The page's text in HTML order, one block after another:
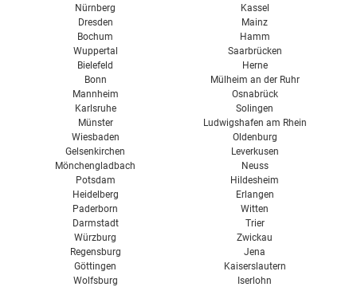
Nürnberg
Dresden
Bochum
Wuppertal
Bielefeld
Bonn
Mannheim
Karlsruhe
Münster
Wiesbaden
Gelsenkirchen
Mönchengladbach
Kassel
Mainz
Hamm
Saarbrücken
Herne
Mülheim an der Ruhr
Osnabrück
Solingen
Ludwigshafen am Rhein
Oldenburg
Leverkusen
Neuss
Potsdam
Heidelberg
Paderborn
Darmstadt
Würzburg
Regensburg
Göttingen
Wolfsburg
Hildesheim
Erlangen
Witten
Trier
Zwickau
Jena
Kaiserslautern
Iserlohn